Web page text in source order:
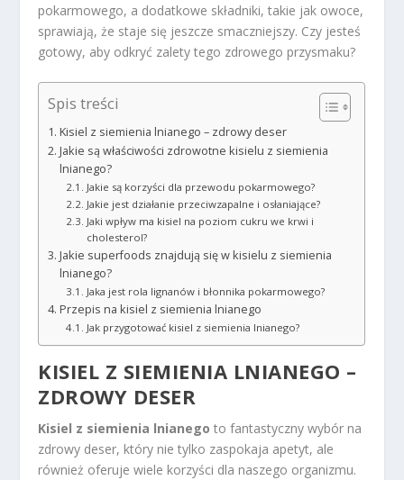
pokarmowego, a dodatkowe składniki, takie jak owoce,
sprawiają, że staje się jeszcze smaczniejszy. Czy jesteś
gotowy, aby odkryć zalety tego zdrowego przysmaku?
Spis treści
Kisiel z siemienia lnianego – zdrowy deser
Jakie są właściwości zdrowotne kisielu z siemienia
lnianego?
Jakie są korzyści dla przewodu pokarmowego?
Jakie jest działanie przeciwzapalne i osłaniające?
Jaki wpływ ma kisiel na poziom cukru we krwi i
cholesterol?
Jakie superfoods znajdują się w kisielu z siemienia
lnianego?
Jaka jest rola lignanów i błonnika pokarmowego?
Przepis na kisiel z siemienia lnianego
Jak przygotować kisiel z siemienia lnianego?
KISIEL Z SIEMIENIA LNIANEGO –
ZDROWY DESER
Kisiel z siemienia lnianego to fantastyczny wybór na
zdrowy deser, który nie tylko zaspokaja apetyt, ale
również oferuje wiele korzyści dla naszego organizmu.